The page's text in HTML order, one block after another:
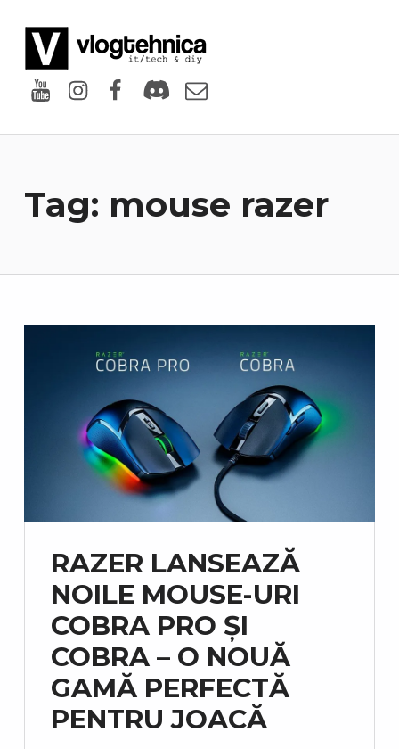
YoutubeInstagram
Facebook
DiscordEmail
Tag: mouse razer
RAZER LANSEAZĂ
NOILE MOUSE-URI
COBRA PRO ȘI
COBRA – O NOUĂ
GAMĂ PERFECTĂ
PENTRU JOACĂ